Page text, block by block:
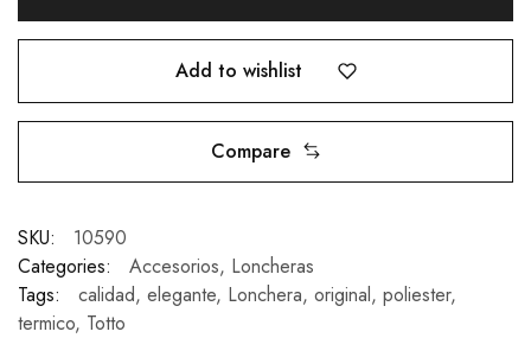
Add to wishlist
Compare
SKU:
10590
Categories:
Accesorios, Loncheras
Tags:
calidad, elegante, Lonchera, original, poliester,
termico, Totto